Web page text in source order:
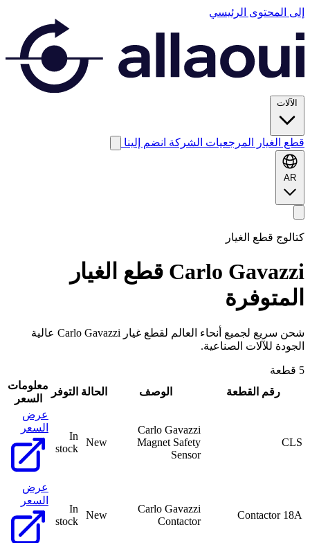
إلى المحتوى الرئيسي
الآلات
قطع الغيار المرجعيات الشركة انضم إلينا
AR
كتالوج قطع الغيار
Carlo Gavazzi قطع الغيار
المتوفرة
شحن سريع لجميع أنحاء العالم لقطع غيار Carlo Gavazzi عالية
الجودة للآلات الصناعية.
5 قطعة
رقم القطعة
الوصف الحالة التوفر
معلومات
السعر
CLS
Carlo Gavazzi
Magnet Safety
Sensor
New
In
stock
عرض
السعر
Contactor 18A
Carlo Gavazzi
Contactor
New
In
stock
عرض
السعر